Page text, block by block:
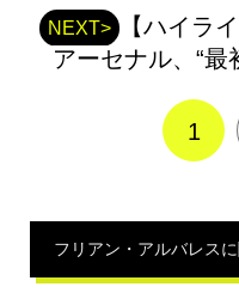
レ
スNEXT>
【ハイラ
アーセナル、“最
1
フリアン・アルバレス